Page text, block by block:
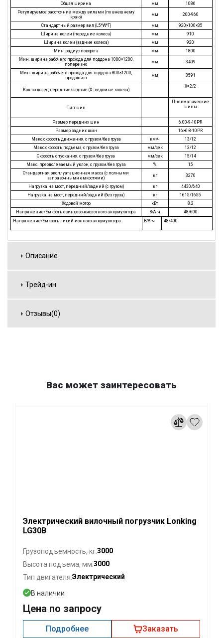
Общая ширина
мм
1086
Регулируемое расстояние между вилами (по внешнему
краю)
мм 200-960
Стандартный размер вил (L5*W*T) мм
920×100×35
Ширина колеи (передние колеса)
мм
910
Ширина колеи (задние колеса)
мм
920
Мин. радиус поворота
мм
1800
Мин. ширина рабочего прохода для поддона 1000×1200,
поперечно
мм 3409
Мин. ширина рабочего прохода для поддона 800×1200,
продольно
мм 3591
Кол-во колес, передние/задние (X=ведомые колеса)
X=2/2
Тип шин
Пневматические
шины
Размер передних шин
6.00-9-10PR
Размер задних шин
16×6-8-10PR
Макс.скорость движения, с грузом/без груза
км/ч
13/12
Макс.скорость подъема, с грузом/без груза
мм/сек
13/12
Скорость опускания, с грузом/без груза
мм/сек
15/14
Макс. преодолеваемый уклон, с грузом/без груза
%
15
Стандартная эксплуатационная масса (с полными
заправочными емкостями)
кг 3270
Нагрузка на мост, передний/задний (с грузом) кг
4430/640
Нагрузка на мост, передний/задний (без груза)
кг
1615/1655
Ходовой мотор
кВт
8.2
Напряжение/Емкость свинцово-кислотного аккумулятора
В/А ·ч
48/600
Напряжение/Емкость литий-ионного аккумулятора
В/А ·ч 48/400
Описание
Трейд-ин
Отзывы(0)
Вас может заинтересовать
Электрический вилочный погрузчик Lonking
LG30B
Грузоподъемность, кг:3000
Высота подъема, мм:3000
Тип двигателя:Электрический
В наличии
Цена по запросу
Подробнее Заказать